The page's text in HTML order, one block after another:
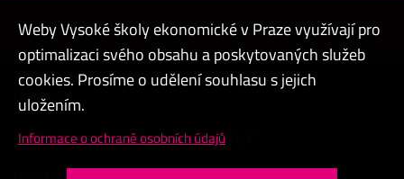
Admin
Cookies a ochrana osobních údajů
Weby Vysoké školy ekonomické v Praze využívají pro
optimalizaci svého obsahu a poskytovaných služeb
cookies. Prosíme o udělení souhlasu s jejich
uložením.
Informace o ochraně osobních údajů